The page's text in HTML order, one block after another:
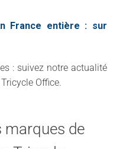
France entière : sur
: suivez notre actualité
Tricycle Office.
marques de